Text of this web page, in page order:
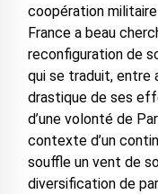
coopération militaire
France a beau
reconfiguration de
qui se traduit, entre
drastique de ses
d’une volonté de
contexte d’un
souffle un vent de
diversification de